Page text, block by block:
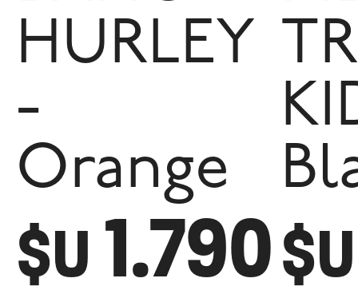
HURLEY
-
Orange
$U 1.790$U